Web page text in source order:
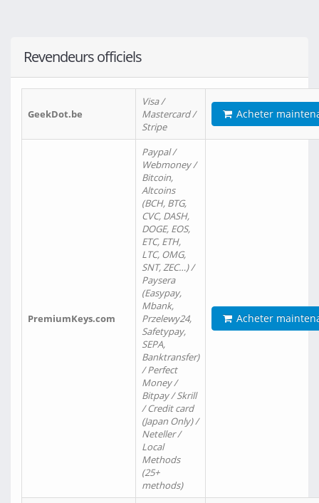
Revendeurs officiels
GeekDot.be
Visa /
Mastercard /
Stripe
Acheter
PremiumKeys.com
Paypal /
Webmoney /
Bitcoin,
Altcoins
(BCH, BTG,
CVC, DASH,
DOGE, EOS,
ETC, ETH,
LTC, OMG,
SNT, ZEC…) /
Paysera
(Easypay,
Mbank,
Przelewy24,
Safetypay,
SEPA,
Banktransfer)
/ Perfect
Money /
Bitpay / Skrill
/ Credit card
(Japan Only) /
Neteller /
Local
Methods
(25+
methods)
Acheter